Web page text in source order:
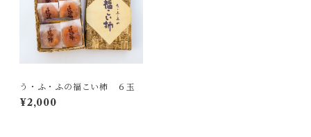
う・ふ・ふの福こい柿 ６玉
¥2,000